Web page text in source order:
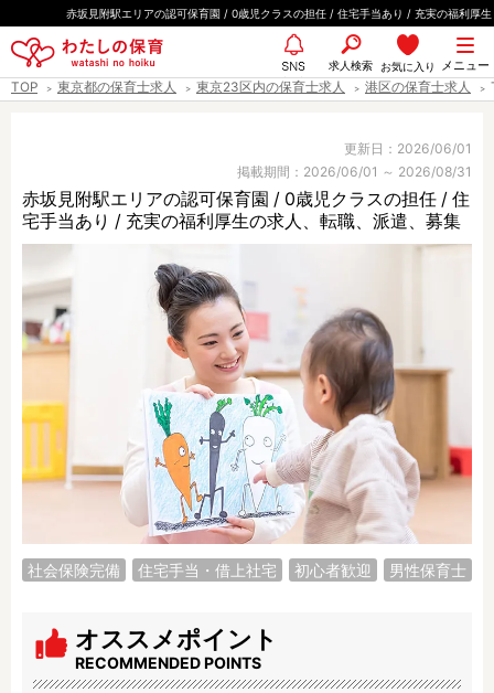
ー
の
赤坂見附駅エリアの認可保育園 / 0歳児クラスの担任 / 住宅手当あり / 充実の福利厚生
メニュー
お気に入り
求人検索
SNS
TOP 東京都の保育士求人 東京23区内の保育士求人 港区の保育士求人
更新日：2026/06/01
掲載期間：2026/06/01 ～ 2026/08/31
赤坂見附駅エリアの認可保育園 / 0歳児クラスの担任 / 住
宅手当あり / 充実の福利厚生の求人、転職、派遣、募集
社会保険完備 住宅手当・借上社宅 初心者歓迎 男性保育士
オススメポイント
RECOMMENDED POINTS
都道府県
雇用形態
職種
保育教諭
保育補助
幼稚園教諭
放課後児童支援員
学童スタッフ
栄養士
調理師
看護師
保育事務
その他
公立保育園
私立認可保育園
認定こども園
幼稚園